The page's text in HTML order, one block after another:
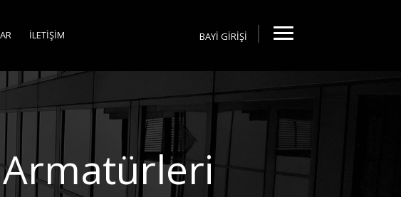
İLETİŞİM BAYİ GİRİŞİ